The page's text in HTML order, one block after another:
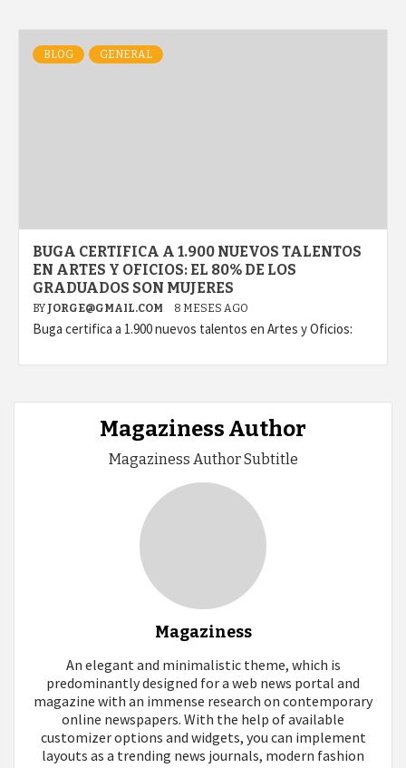
BLOG GENERAL
BUGA CERTIFICA A 1.900 NUEVOS TALENTOS
EN ARTES Y OFICIOS: EL 80% DE LOS
GRADUADOS SON MUJERES
BY JORGE@GMAIL.COM 8 MESES AGO
Buga certifica a 1.900 nuevos talentos en Artes y Oficios:
Magaziness Author
Magaziness Author Subtitle
Magaziness
An elegant and minimalistic theme, which is
predominantly designed for a web news portal and
magazine with an immense research on contemporary
online newspapers. With the help of available
customizer options and widgets, you can implement
layouts as a trending news journals, modern fashion